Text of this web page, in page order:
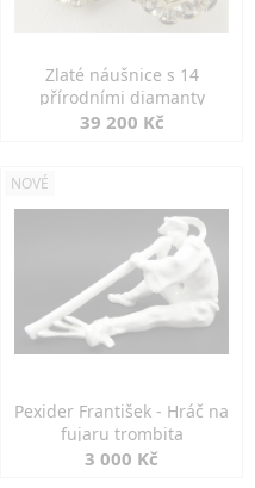
Zlaté náušnice s 14
přírodními diamanty
39 200 Kč
NOVÉ
Pexider František - Hráč na
fujaru trombita
3 000 Kč